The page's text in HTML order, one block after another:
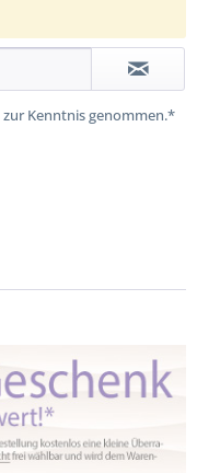
zur Kenntnis genommen.*